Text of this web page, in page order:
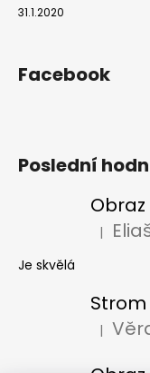
31.1.2020
Facebook
Poslední
|
Je skvělá
|